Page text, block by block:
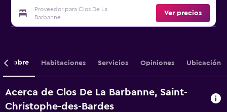
Proveedor para Clos De La
Barbanne
Ver precios
Sobre Habitaciones Servicios Opiniones Ubicación
Acerca de Clos De La Barbanne, Saint-
Christophe-des-Bardes